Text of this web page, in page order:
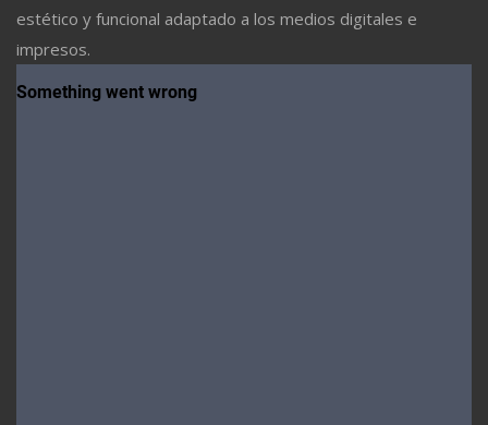
estético y funcional adaptado a los medios digitales e
impresos.